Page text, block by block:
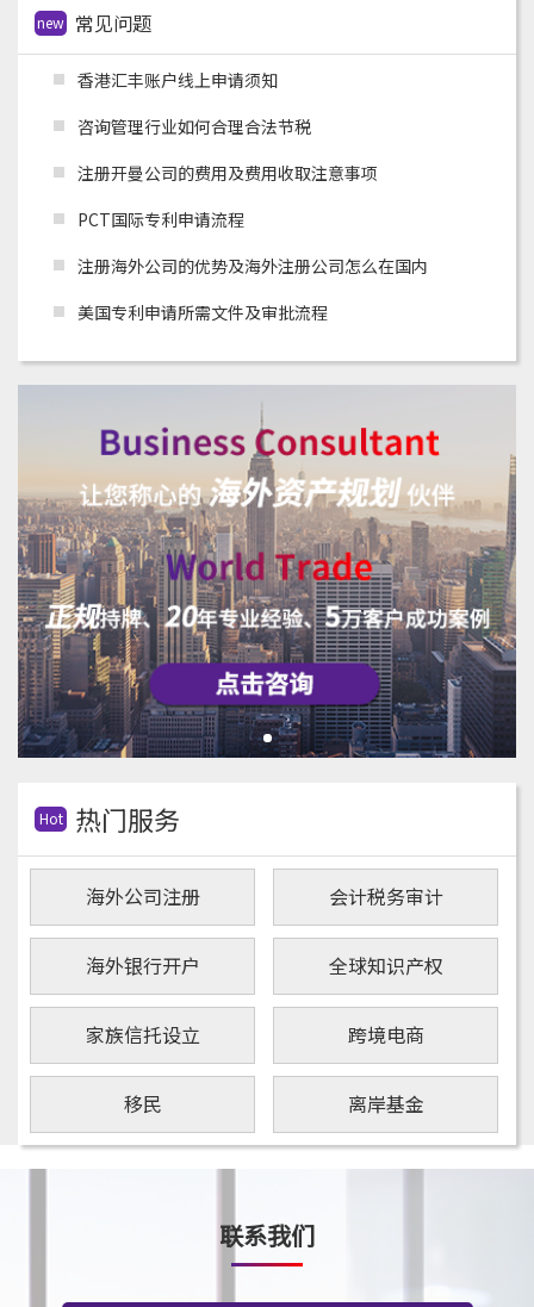
new 常见问题
香港汇丰账户线上申请须知
咨询管理行业如何合理合法节税
注册开曼公司的费用及费用收取注意事项
PCT国际专利申请流程
注册海外公司的优势及海外注册公司怎么在国内
美国专利申请所需文件及审批流程
Hot 热门服务
海外公司注册 会计税务审计
海外银行开户 全球知识产权
家族信托设立 跨境电商
移民 离岸基金
联系我们